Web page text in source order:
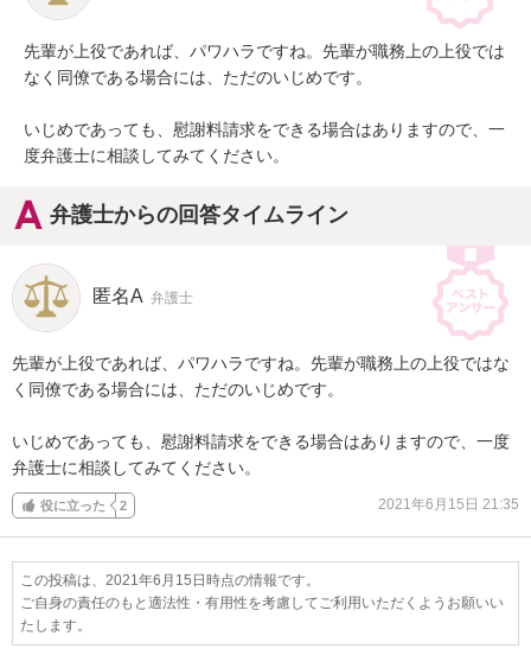
先輩が上役であれば、パワハラですね。先輩が職務上の上役では
なく同僚である場合には、ただのいじめです。
いじめであっても、慰謝料請求をできる場合はありますので、一
度弁護士に相談してみてください。
弁護士からの回答タイムライン
匿名A 弁護士
先輩が上役であれば、パワハラですね。先輩が職務上の上役ではな
く同僚である場合には、ただのいじめです。
いじめであっても、慰謝料請求をできる場合はありますので、一度
弁護士に相談してみてください。
役に立った 2 2021年6月15日 21:35
この投稿は、2021年6月15日時点の情報です。
ご自身の責任のもと適法性・有用性を考慮してご利用いただくようお願いい
たします。